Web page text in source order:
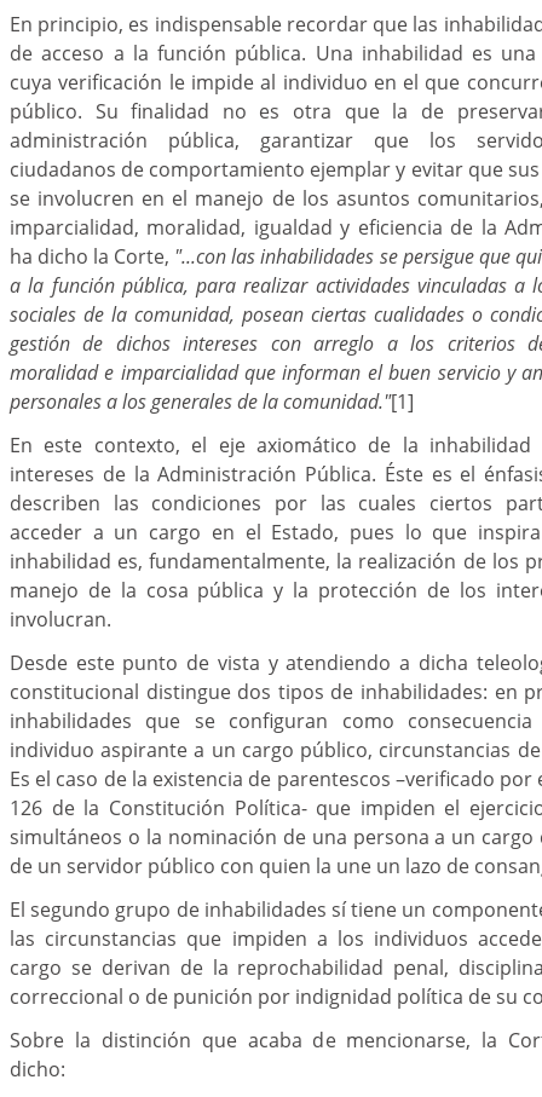
En principio, es indispensable recordar que las
de acceso a la función pública. Una inhabilidad es
cuya verificación le impide al individuo en el que
público. Su finalidad no es otra que la de
administración pública, garantizar que los
ciudadanos de comportamiento ejemplar y evitar que
se involucren en el manejo de los asuntos
imparcialidad, moralidad, igualdad y eficiencia de la
ha dicho la Corte, "...con las inhabilidades se persigue que
a la función pública, para realizar actividades vinculadas a
sociales de la comunidad, posean ciertas cualidades o
gestión de dichos intereses con arreglo a los criterios
moralidad e imparcialidad que informan el buen servicio y
personales a los generales de la comunidad."[1]
En este contexto, el eje axiomático de la
intereses de la Administración Pública. Éste es el
describen las condiciones por las cuales ciertos
acceder a un cargo en el Estado, pues lo que
inhabilidad es, fundamentalmente, la realización de los
manejo de la cosa pública y la protección de los
involucran.
Desde este punto de vista y atendiendo a dicha
constitucional distingue dos tipos de inhabilidades: en
inhabilidades que se configuran como
individuo aspirante a un cargo público, circunstancias
Es el caso de la existencia de parentescos –verificado
126 de la Constitución Política- que impiden el
simultáneos o la nominación de una persona a un
de un servidor público con quien la une un lazo de
El segundo grupo de inhabilidades sí tiene un
las circunstancias que impiden a los individuos
cargo se derivan de la reprochabilidad penal,
correccional o de punición por indignidad política de su
Sobre la distinción que acaba de mencionarse, la
dicho: